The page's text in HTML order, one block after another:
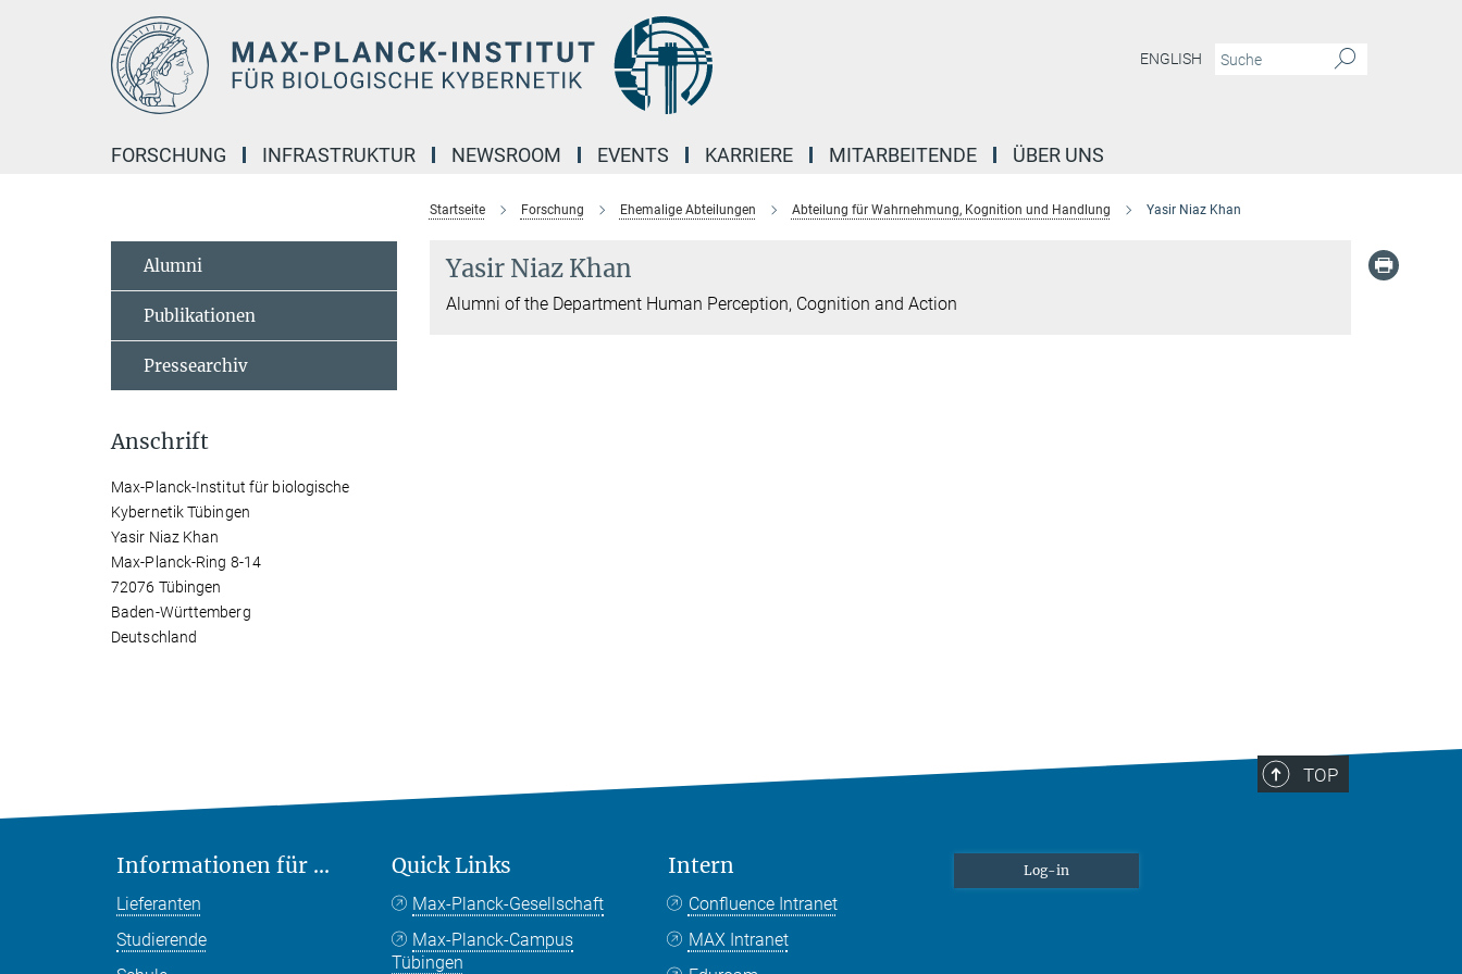
ENGLISH
FORSCHUNG INFRASTRUKTUR NEWSROOM EVENTS KARRIERE MITARBEITENDE ÜBER UNS
Startseite Forschung Ehemalige Abteilungen Abteilung für Wahrnehmung, Kognition und Handlung Yasir Niaz Khan
Yasir Niaz Khan
Alumni of the Department Human Perception, Cognition and Action
Alumni
Publikationen
Pressearchiv
Anschrift
Max-Planck-Institut für biologische
Kybernetik Tübingen
Yasir Niaz Khan
Max-Planck-Ring 8-14
72076 Tübingen
Baden-Württemberg
Deutschland
TOP
Informationen für ...
Lieferanten
Studierende
Quick Links
Max-Planck-Gesellschaft
Max-Planck-Campus
Tübingen
Intern
Confluence Intranet
MAX Intranet
Log-in